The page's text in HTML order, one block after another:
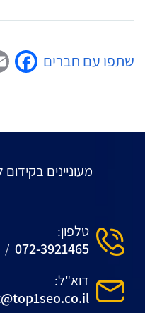
שתפו עם חברים
מעוניינים
טלפון:
072-3921465
/
דוא"ל: